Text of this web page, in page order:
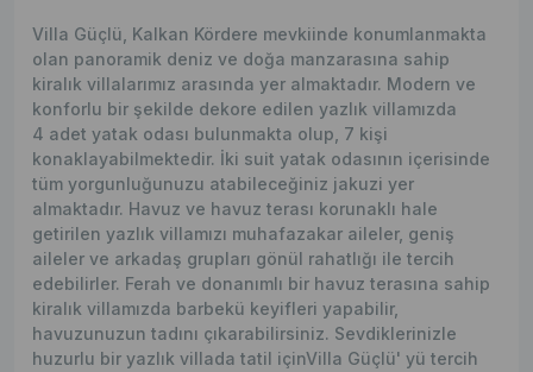
Villa Güçlü, Kalkan Kördere mevkiinde konumlanmakta
olan panoramik deniz ve doğa manzarasına sahip
kiralık villalarımız arasında yer almaktadır. Modern ve
konforlu bir şekilde dekore edilen yazlık villamızda
4 adet yatak odası bulunmakta olup, 7 kişi
konaklayabilmektedir. İki suit yatak odasının içerisinde
tüm yorgunluğunuzu atabileceğiniz jakuzi yer
almaktadır. Havuz ve havuz terası korunaklı hale
getirilen yazlık villamızı muhafazakar aileler, geniş
aileler ve arkadaş grupları gönül rahatlığı ile tercih
edebilirler. Ferah ve donanımlı bir havuz terasına sahip
kiralık villamızda barbekü keyifleri yapabilir,
havuzunuzun tadını çıkarabilirsiniz. Sevdiklerinizle
huzurlu bir yazlık villada tatil içinVilla Güçlü' yü tercih